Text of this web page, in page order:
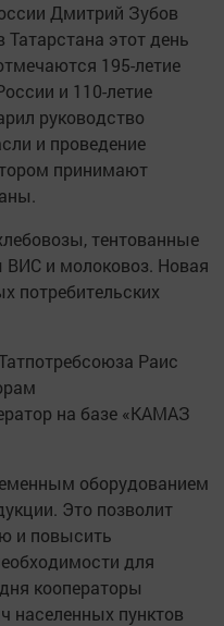
Дмитрий Зубов
Татарстана этот день
195-летие
и 110-летие
руководство
и проведение
принимают
тентованные
и молоковоз. Новая
потребительских
Раис
на базе «КАМАЗ
оборудованием
Это позволит
и повысить
для
кооператоры
населенных пунктов